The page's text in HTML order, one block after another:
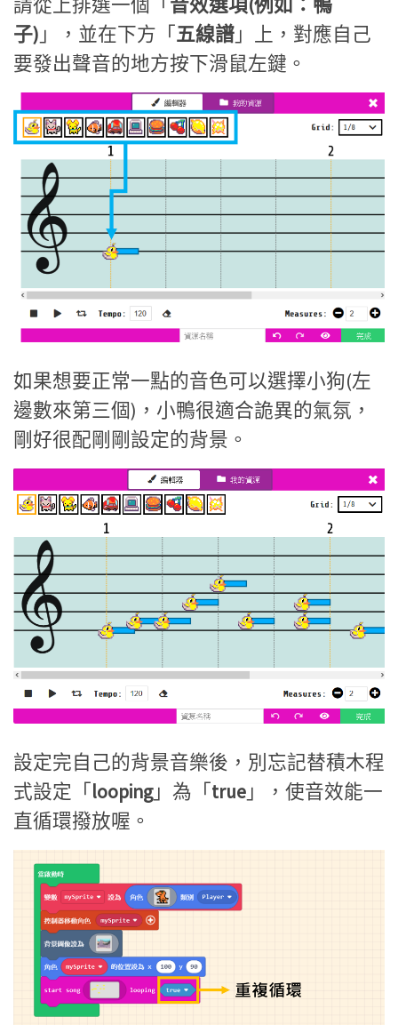
子) 」，並在下方「五線譜 」上，對應自己
要發出聲音的地方按下滑鼠左鍵。
如果想要正常一點的音色可以選擇小狗(左
邊數來第三個)，小鴨很適合詭異的氣氛，
剛好很配剛剛設定的背景。
設定完自己的背景音樂後，別忘記替積木程
式設定「looping」為「true 」，使音效能一
直循環撥放喔。